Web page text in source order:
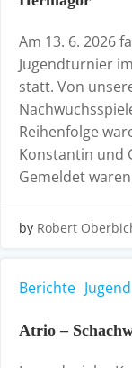
Am 13. 6. 2026
Jugendturnier
statt. Von
Reihenfolge
Konstantin und
Gemeldet
by Robert
Berichte Jugend
Atrio –